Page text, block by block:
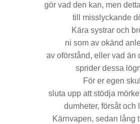
gör vad den kan, men
till misslyckande
Kära systrar och
ni som av okänd
av oförstånd, eller vad än
sprider dessa
För er egen skull
sluta upp att stödja
dumheter, försåt och
Kärnvapen, sedan lång